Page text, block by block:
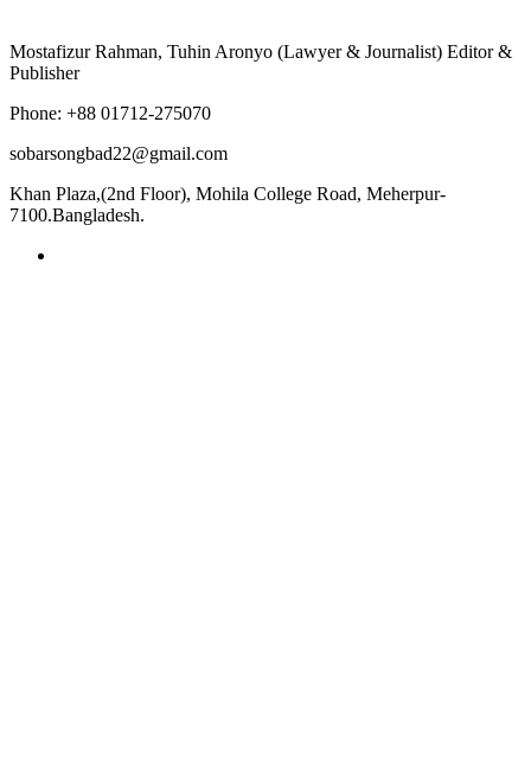
Mostafizur Rahman, Tuhin Aronyo (Lawyer & Journalist) Editor &
Publisher
Phone: +88 01712-275070
sobarsongbad22@gmail.com
Khan Plaza,(2nd Floor), Mohila College Road, Meherpur-
7100.Bangladesh.